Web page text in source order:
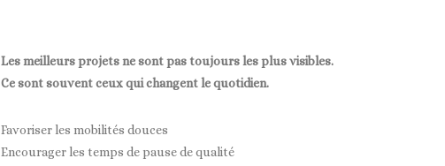
Les meilleurs projets ne sont pas toujours les plus visibles.
Ce sont souvent ceux qui changent le quotidien.
Favoriser les mobilités douces
Encourager les temps de pause de qualité